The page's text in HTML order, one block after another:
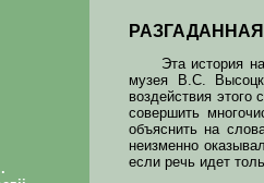
Эта история
музея В.С.
воздействия
совершить
объяснить на
неизменно
если речь идет